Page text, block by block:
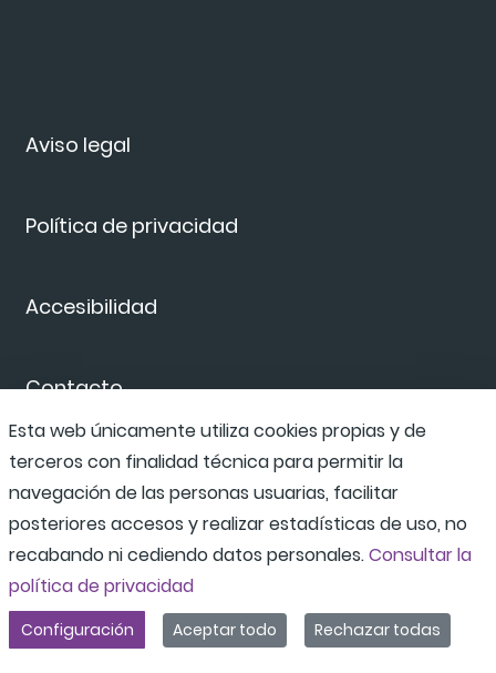
Aviso legal
Política de privacidad
Accesibilidad
Contacto
Canal de denuncias
Esta web únicamente utiliza cookies propias y de
terceros con finalidad técnica para permitir la
navegación de las personas usuarias, facilitar
posteriores accesos y realizar estadísticas de uso, no
recabando ni cediendo datos personales.Consultar la
política de privacidad
Configuración Aceptar todo Rechazar todas